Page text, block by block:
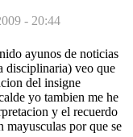
- 20:44
ayunos de noticias
disciplinaria) veo que
del insigne
yo tambien me he
y el recuerdo
por que se